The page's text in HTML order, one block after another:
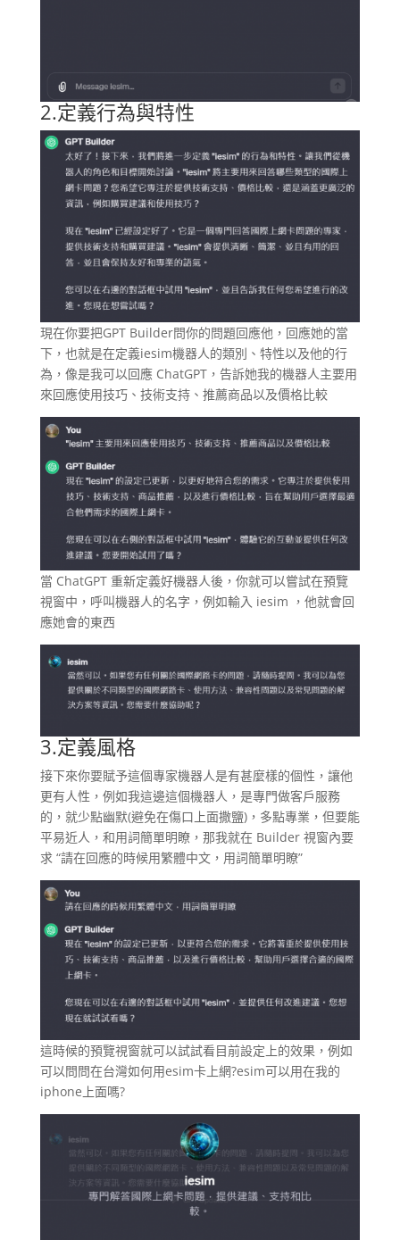
2.定義行為與特性
現在你要把GPT Builder問你的問題回應他，回應她的當
下，也就是在定義iesim機器人的類別、特性以及他的行
為，像是我可以回應 ChatGPT，告訴她我的機器人主要用
來回應使用技巧、技術支持、推薦商品以及價格比較
當 ChatGPT 重新定義好機器人後，你就可以嘗試在預覽
視窗中，呼叫機器人的名字，例如輸入 iesim ，他就會回
應她會的東西
3.定義風格
接下來你要賦予這個專家機器人是有甚麼樣的個性，讓他
更有人性，例如我這邊這個機器人，是專門做客戶服務
的，就少點幽默(避免在傷口上面撒鹽)，多點專業，但要能
平易近人，和用詞簡單明瞭，那我就在 Builder 視窗內要
求 “請在回應的時候用繁體中文，用詞簡單明瞭”
這時候的預覽視窗就可以試試看目前設定上的效果，例如
可以問問在台灣如何用esim卡上網?esim可以用在我的
iphone上面嗎?